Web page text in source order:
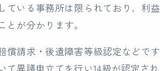
ている事務所は限られており、利
が分かります。
償請求・後遺障害等級認定などで
異議申立てを行い14級が認定さ